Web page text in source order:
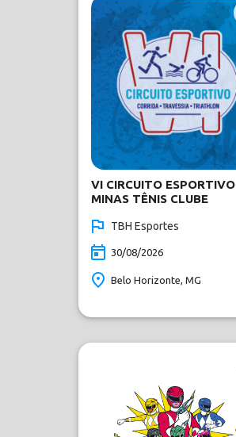
VI CIRCUITO ESPORTIVO
MINAS TÊNIS CLUBE
TBH Esportes
30/08/2026
Belo Horizonte, MG